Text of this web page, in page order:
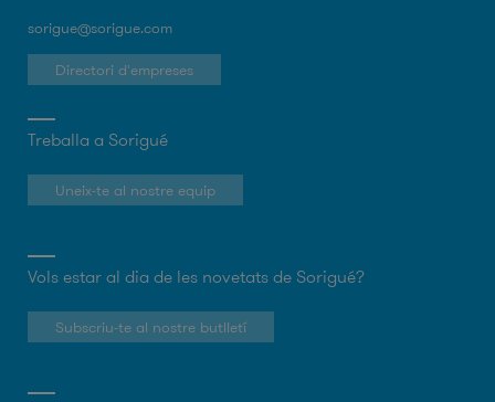
sorigue@sorigue.com
Directori d'empreses
Treballa a Sorigué
Uneix-te al nostre equip
Vols estar al dia de les novetats de Sorigué?
Subscriu-te al nostre butlletí